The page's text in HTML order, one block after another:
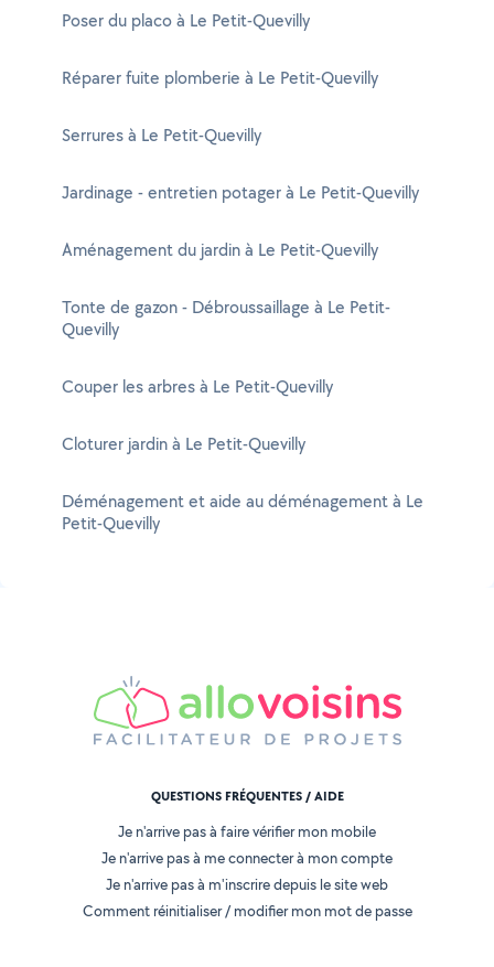
Poser du placo à Le Petit-Quevilly
Réparer fuite plomberie à Le Petit-Quevilly
Serrures à Le Petit-Quevilly
Jardinage - entretien potager à Le Petit-Quevilly
Aménagement du jardin à Le Petit-Quevilly
Tonte de gazon - Débroussaillage à Le Petit-
Quevilly
Couper les arbres à Le Petit-Quevilly
Cloturer jardin à Le Petit-Quevilly
Déménagement et aide au déménagement à Le
Petit-Quevilly
QUESTIONS FRÉQUENTES / AIDE
Je n'arrive pas à faire vérifier mon mobile
Je n'arrive pas à me connecter à mon compte
Je n'arrive pas à m'inscrire depuis le site web
Comment réinitialiser / modifier mon mot de passe